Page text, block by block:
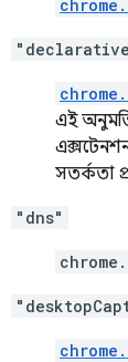
এই
সতর্কতা
"dns"